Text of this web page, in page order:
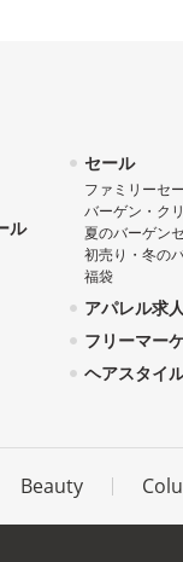
ル
セール
ファミリーセ
バーゲン・ク
夏のバーゲン
初売り・冬の
福袋
アパレル求
フリーマー
ヘアスタイ
Beauty